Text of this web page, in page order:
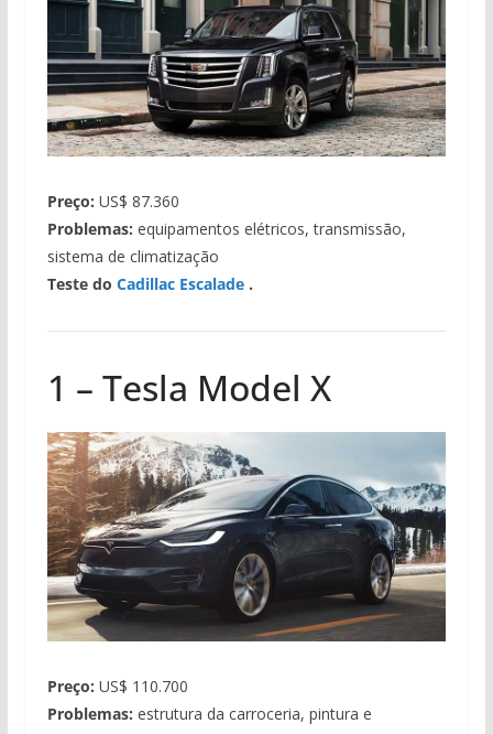
Preço: US$ 87.360
Problemas: equipamentos elétricos, transmissão,
sistema de climatização
Teste do Cadillac Escalade.
1 – Tesla Model X
Preço: US$ 110.700
Problemas: estrutura da carroceria, pintura e